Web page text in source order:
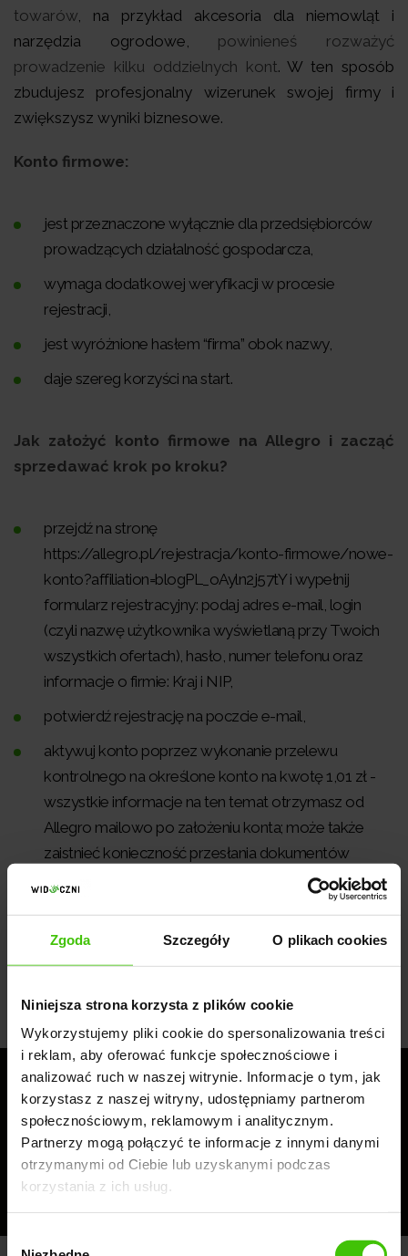
Zgoda Szczegóły O plikach cookies
Niniejsza strona korzysta z plików cookie
Wykorzystujemy pliki cookie do spersonalizowania treści
i reklam, aby oferować funkcje społecznościowe i
analizować ruch w naszej witrynie. Informacje o tym, jak
korzystasz z naszej witryny, udostępniamy partnerom
społecznościowym, reklamowym i analitycznym.
Partnerzy mogą połączyć te informacje z innymi danymi
otrzymanymi od Ciebie lub uzyskanymi podczas
korzystania z ich usług.
Wybór
towarów , na przykład akcesoria dla niemowląt i
narzędzia ogrodowe, powinieneś rozważyć
prowadzenie kilku oddzielnych kont. W ten sposób
zbudujesz profesjonalny wizerunek swojej firmy i
zwiększysz wyniki biznesowe.
Konto firmowe:
jest przeznaczone wyłącznie dla przedsiębiorców
prowadzących działalność gospodarcza,
wymaga dodatkowej weryfikacji w procesie
rejestracji,
jest wyróżnione hasłem “firma” obok nazwy,
daje szereg korzyści na start.
Jak założyć konto firmowe na Allegro i zacząć
sprzedawać krok po kroku?
przejdź na stronę
https://allegro.pl/rejestracja/konto-firmowe/nowe-
konto?affiliation=blogPL_oAyln2j57tY i wypełnij
formularz rejestracyjny: podaj adres e-mail, login
(czyli nazwę użytkownika wyświetlaną przy Twoich
wszystkich ofertach), hasło, numer telefonu oraz
informacje o firmie: Kraj i NIP,
potwierdź rejestrację na poczcie e-mail,
aktywuj konto poprzez wykonanie przelewu
kontrolnego na określone konto na kwotę 1,01 zł -
wszystkie informacje na ten temat otrzymasz od
Allegro mailowo po założeniu konta; może także
zaistnieć konieczność przesłania dokumentów
weryfikacyjnych (np. w przypadku firm zakładanych
w ramach Inkubatorów przedsiębiorczości),
zdefiniuj główną kategorię, w której bęziesz
sprszedawać,
wystaw pierwszą ofertę.
S zukasz szybkiej i skutecznej
reklamy online?
PRZETESTUJ GOOGLE ADS